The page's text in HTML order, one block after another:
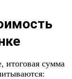
итоговая сумма